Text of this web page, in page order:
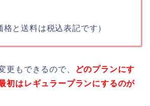
格と送料は税込表記です）
更もできるので、
どのプランにす
初はレギュラープランにするのが